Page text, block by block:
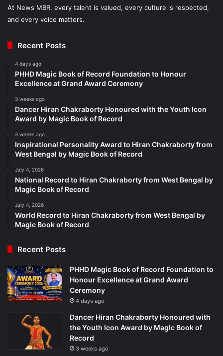
At News MBR, every talent is valued, every culture is respected,
and every voice matters.
Recent Posts
4 days ago
PHHD Magic Book of Record Foundation to Honour
Excellence at Grand Award Ceremony
3 weeks ago
Dancer Hiran Chakraborty Honoured with the Youth Icon
Award by Magic Book of Record
3 weeks ago
Inspirational Personality Award to Hiran Chakraborty from
West Bengal by Magic Book of Record
July 4, 2026
National Record to Hiran Chakraborty from West Bengal by
Magic Book of Record
July 4, 2026
World Record to Hiran Chakraborty from West Bengal by
Magic Book of Record
Recent Posts
PHHD Magic Book of Record Foundation to
Honour Excellence at Grand Award
Ceremony
4 days ago
Dancer Hiran Chakraborty Honoured with
the Youth Icon Award by Magic Book of
Record
3 weeks ago